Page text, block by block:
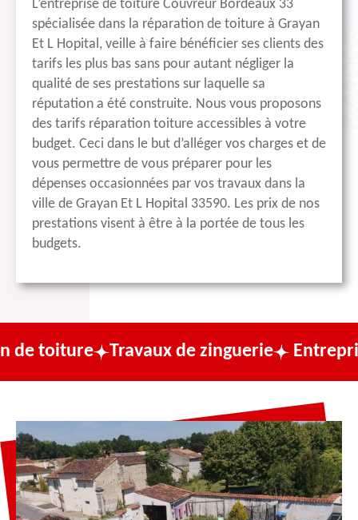
L’entreprise de toiture Couvreur Bordeaux 33
spécialisée dans la réparation de toiture à Grayan
Et L Hopital, veille à faire bénéficier ses clients des
tarifs les plus bas sans pour autant négliger la
qualité de ses prestations sur laquelle sa
réputation a été construite. Nous vous proposons
des tarifs réparation toiture accessibles à votre
budget. Ceci dans le but d’alléger vos charges et de
vous permettre de vous préparer pour les
dépenses occasionnées par vos travaux dans la
ville de Grayan Et L Hopital 33590. Les prix de nos
prestations visent à être à la portée de tous les
budgets.
Travaux de zinguerie Entreprise de